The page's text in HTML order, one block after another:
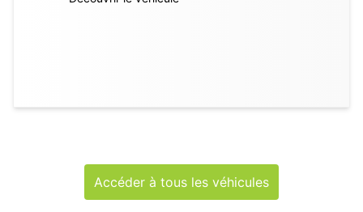
Manu.
Accéder à tous les véhicules